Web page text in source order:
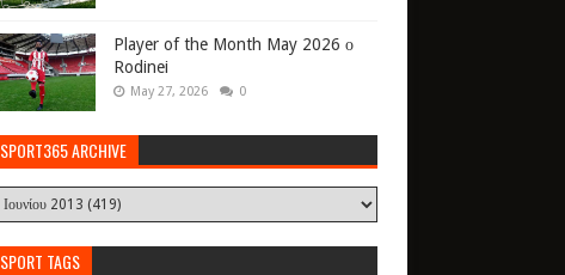
Player of the Month May 2026 ο
Rodinei
May 27, 2026 0
SPORT365 ARCHIVE
SPORT TAGS